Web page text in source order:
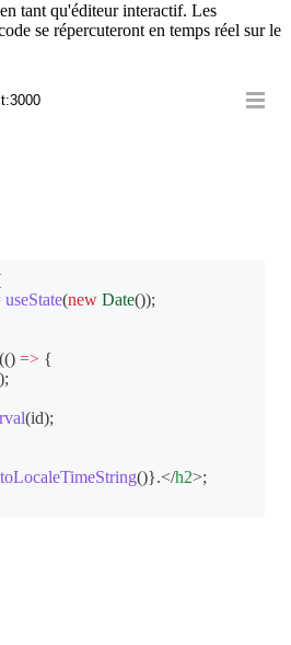
tant qu'éditeur interactif. Les
se répercuteront en temps réel sur le
useState(new Date());
(() => {
);
(id);
toLocaleTimeString()}.</h2>;